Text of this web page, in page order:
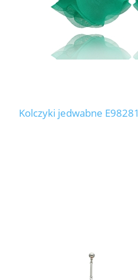
Kolczyki jedwabne E98281